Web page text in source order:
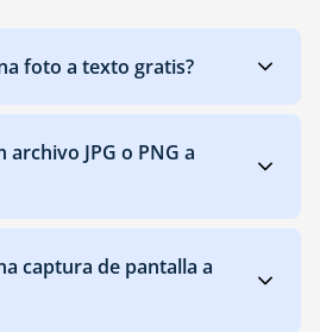
foto a texto gratis?
JPG o PNG a
captura de pantalla a